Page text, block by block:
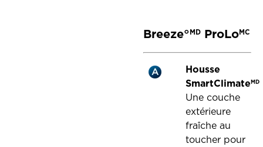
Breeze° MD ProLoMC
Housse
SmartClimateMD
Une couche
extérieure
fraîche au
toucher pour